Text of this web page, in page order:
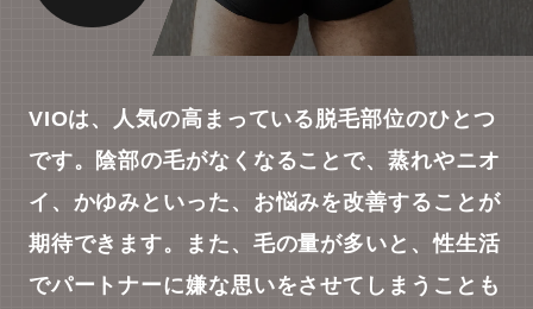
VIOは、人気の高まっている脱毛部位のひとつ
です。陰部の毛がなくなることで、蒸れやニオ
イ、かゆみといった、お悩みを改善することが
期待できます。また、毛の量が多いと、性生活
でパートナーに嫌な思いをさせてしまうことも